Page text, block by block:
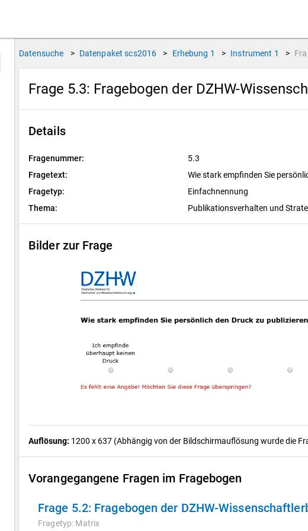
Datensuche > Datenpaket scs2016 > Erhebung 1 > Instrument 1 >
Frage 5.3: Fragebogen der DZHW-
Details
Fragenummer:
5.3
Fragetext:
Wie stark empfinden Sie
Fragetyp:
Einfachnennung
Thema:
Publikationsverhalten und
Bilder zur Frage
Auflösung: 1200 x 637 (Abhängig von der Bildschirmauflösung wurde die
Vorangegangene Fragen im Fragebogen
Frage 5.2: Fragebogen der DZHW-
Fragetyp: Matrix